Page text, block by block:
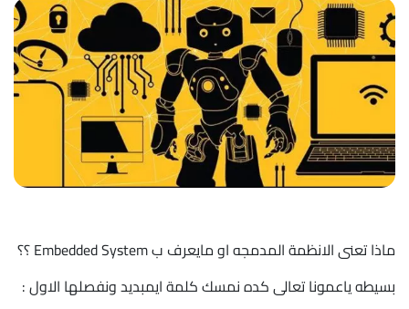
ماذا تعنى الانظمة المدمجه او مايعرف ب Embedded System ؟؟
بسيطه ياعمونا تعالى كده نمسك كلمة ايمبديد ونفصلها الاول :